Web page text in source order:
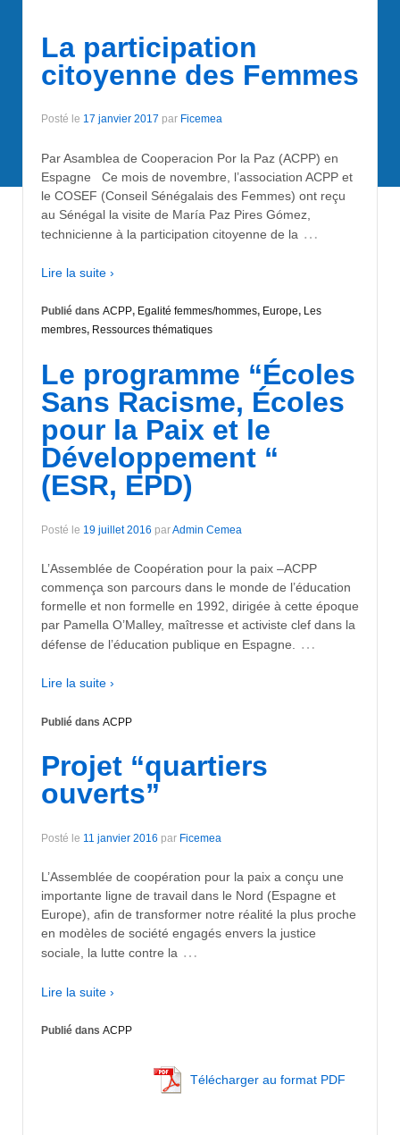
La participation
citoyenne des Femmes
Posté le 17 janvier 2017 par Ficemea
Par Asamblea de Cooperacion Por la Paz (ACPP) en
Espagne Ce mois de novembre, l’association ACPP et
le COSEF (Conseil Sénégalais des Femmes) ont reçu
au Sénégal la visite de María Paz Pires Gómez,
technicienne à la participation citoyenne de la …
Lire la suite ›
Publié dans ACPP, Egalité femmes/hommes, Europe, Les
membres, Ressources thématiques
Le programme “Écoles
Sans Racisme, Écoles
pour la Paix et le
Développement “
(ESR, EPD)
Posté le 19 juillet 2016 parAdmin Cemea
L’Assemblée de Coopération pour la paix –ACPP
commença son parcours dans le monde de l’éducation
formelle et non formelle en 1992, dirigée à cette époque
par Pamella O’Malley, maîtresse et activiste clef dans la
défense de l’éducation publique en Espagne.
…
Lire la suite ›
Publié dans ACPP
Projet “quartiers
ouverts”
Posté le 11 janvier 2016 par Ficemea
L’Assemblée de coopération pour la paix a conçu une
importante ligne de travail dans le Nord (Espagne et
Europe), afin de transformer notre réalité la plus proche
en modèles de société engagés envers la justice
sociale, la lutte contre la …
Lire la suite ›
Publié dans ACPP
Télécharger au format PDF